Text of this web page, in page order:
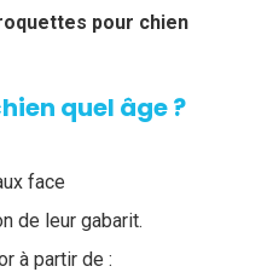
pour chien
quel âge ?
face
de leur gabarit.
à partir de :